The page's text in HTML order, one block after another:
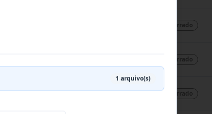
Encerrado
Encerrado
... Encerrado
1 arquivo(s)